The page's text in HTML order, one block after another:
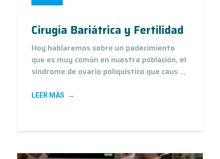
Cirugía Bariátrica y Fertilidad
Hoy hablaremos sobre un padecimiento
que es muy común en nuestra población, el
síndrome de ovario poliquístico que caus ...
LEER MÁS